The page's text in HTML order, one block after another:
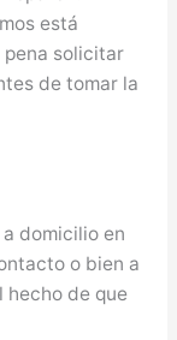
está
pena solicitar
de tomar la
domicilio en
o bien a
hecho de que